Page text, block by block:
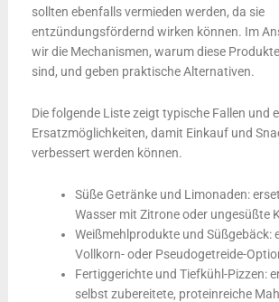
sollten ebenfalls vermieden werden, da sie
entzündungsfördernd wirken können. Im
wir die Mechanismen, warum diese
sind, und geben praktische Alternativen.
Die folgende Liste zeigt typische Fallen und
Ersatzmöglichkeiten, damit Einkauf und
verbessert werden können.
Süße Getränke und Limonaden:
Wasser mit Zitrone oder ungesüßte
Weißmehlprodukte und Süßgebäck:
Vollkorn- oder Pseudogetreide-
Fertiggerichte und Tiefkühl-Pizzen:
selbst zubereitete, proteinreiche